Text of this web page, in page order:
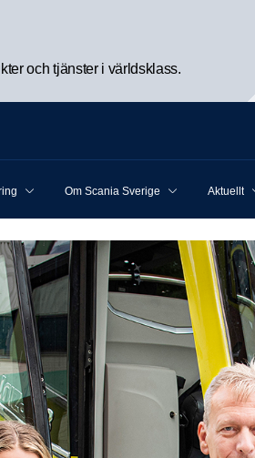
och tjänster i världsklass.
Om Scania Sverige Aktuellt